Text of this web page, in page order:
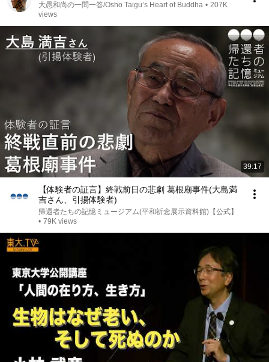
大愚和尚の一問一答/Osho Taigu’s Heart of Buddha • 207K
views
39:17
【体験者の証言】終戦前日の悲劇 葛根廟事件(大島満
吉さん、引揚体験者)
帰還者たちの記憶ミュージアム(平和祈念展示資料館)【公式】
• 79K views